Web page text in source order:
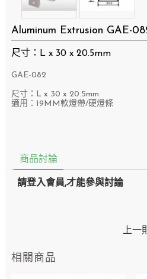
Aluminum Extrusion GAE-
尺寸：L x 30 x 20.5mm
GAE-082
尺寸：L x 30 x 20.5mm
適用：19MM軟燈帶/硬燈條
商品討論
請登入會員,才能參與討論
上一
相關商品